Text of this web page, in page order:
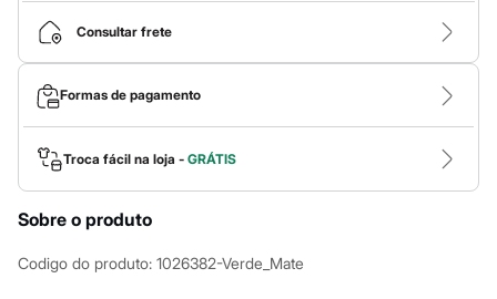
Bolsas
Bonés e Chapéus
Bijoux
Cintos
Óculos
Relógios
Calçados
Botas
Chinelos
Rasteirinhas
Sandálias
Sapatilhas
Tênis
Marcas
Consultar frete
Formas de pagamento
Troca fácil na loja - GRÁTIS
Sobre o produto
Codigo do produto: 1026382-Verde_Mate